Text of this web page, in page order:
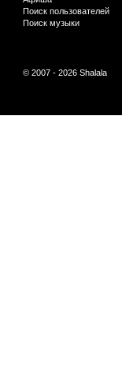
Поиск пользователей
Поиск музыки
© 2007 - 2026 Shalala